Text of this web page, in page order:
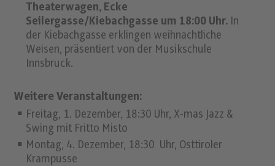
Theaterwagen, Ecke
Seilergasse/Kiebachgasse um 18:00 Uhr. In
der Kiebachgasse erklingen weihnachtliche
Weisen, präsentiert von der Musikschule
Innsbruck.
Weitere Veranstaltungen:
Freitag, 1. Dezember, 18:30 Uhr, X-mas Jazz &
Swing mit Fritto Misto
Montag, 4. Dezember, 18:30 Uhr, Osttiroler
Krampusse